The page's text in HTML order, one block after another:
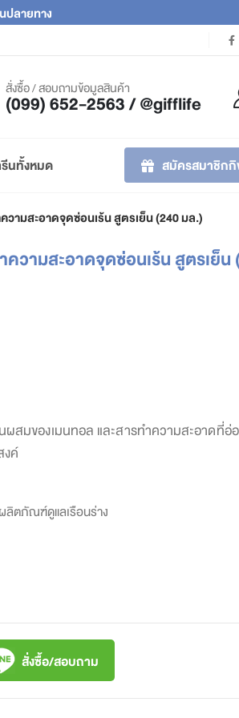
ปลายทาง
สั่งซื้อ / สอบถามข้อมูลสินค้า
(099) 652-2563 / @gifflife
นทั้งหมด สมัครสมาชิก
ามสะอาดจุดซ่อนเร้น สูตรเย็น (240 มล.)
วามสะอาดจุดซ่อนเร้น สูตรเย็น
สมของเมนทอล และสารทำความสะอาดที่อ่
งค์
ผลิตภัณฑ์ดูแลเรือนร่าง
สั่งซื้อ/สอบถาม